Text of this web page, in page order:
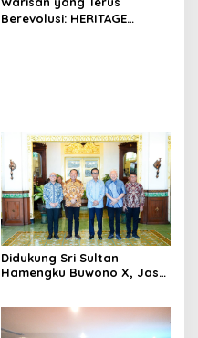
Berevolusi: HERITAGE
Didukung Sri Sultan
Hamengku Buwono X, Jasa
Bokoharjo Tol Jogja-Solo
untuk Dukung Konektivitas